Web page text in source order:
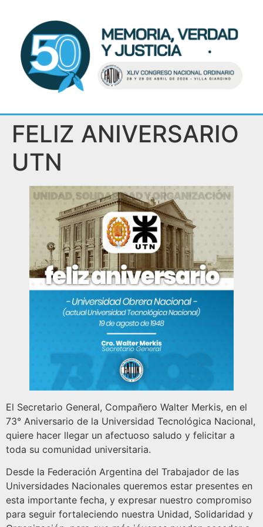
FELIZ ANIVERSARIO
UTN
El Secretario General, Compañero Walter Merkis, en el
73° Aniversario de la Universidad Tecnológica Nacional,
quiere hacer llegar un afectuoso saludo y felicitar a
toda su comunidad universitaria.
Desde la Federación Argentina del Trabajador de las
Universidades Nacionales queremos estar presentes en
esta importante fecha, y expresar nuestro compromiso
para seguir fortaleciendo nuestra Unidad, Solidaridad y